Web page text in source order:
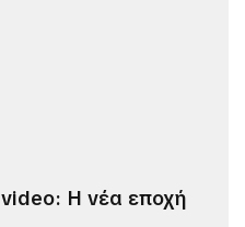
Η νέα εποχή